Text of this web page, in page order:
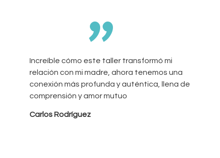
”
Increíble cómo este taller transformó mi
relación con mi madre, ahora tenemos una
conexión más profunda y auténtica, llena de
comprensión y amor mutuo
Carlos Rodríguez